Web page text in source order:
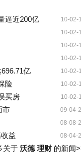
10-02-
逼近200亿
10-02-
10-02-
10-02-
10-02-
亿
10-02-
险
10-02-
买房
09-04-
市
08-08-
08-04-
益
关于 沃德 理财的新闻